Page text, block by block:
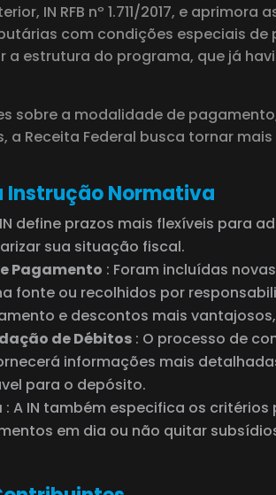
IN RFB nº 1.711/2017, e
com condições especiais
estrutura do programa, que já
sobre a modalidade de
a Receita Federal busca tornar
Instrução Normativa
define prazos mais flexíveis para
sua situação fiscal.
Pagamento : Foram incluídas
fonte ou recolhidos por
e descontos mais
de Débitos : O processo de
informações mais
para o depósito.
: A IN também especifica os
em dia ou não quitar